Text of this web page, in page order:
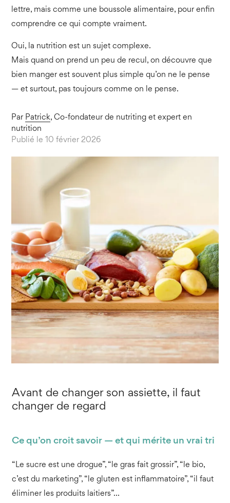
lettre, mais comme une boussole alimentaire, pour enfin
comprendre ce qui compte vraiment.
Oui, la nutrition est un sujet complexe.
Mais quand on prend un peu de recul, on découvre que
bien manger est souvent plus simple qu’on ne le pense
— et surtout, pas toujours comme on le pense.
Par Patrick, Co-fondateur de nutriting et expert en
nutrition
Publié le 10 février 2026
Avant de changer son assiette, il faut
changer de regard
Ce qu’on croit savoir — et qui mérite un vrai tri
“Le sucre est une drogue”, “le gras fait grossir”, “le bio,
c’est du marketing”, “le gluten est inflammatoire”, “il faut
éliminer les produits laitiers”…